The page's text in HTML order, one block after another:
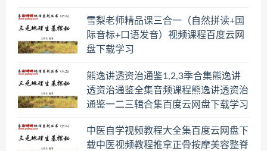
雪梨老师精品课三合一（自然拼读+国
际音标+口语发音）视频课程百度云网
盘下载学习
熊逸讲透资治通鉴1,2,3季合集熊逸讲
透资治通鉴全集音频课程熊逸讲透资治
通鉴一二三辑合集百度云网盘下载学习
中医自学视频教程大全集百度云网盘下
载中医视频教程推拿正骨按摩美容整脊